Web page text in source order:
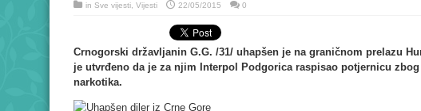
in Sve vijesti Vijesti 22/05/2015 0
Crnogorski državljanin G.G. /31/ uhapšen je na graničnom prelazu
je utvrđeno da je za njim Interpol Podgorica raspisao potjernicu
narkotika.